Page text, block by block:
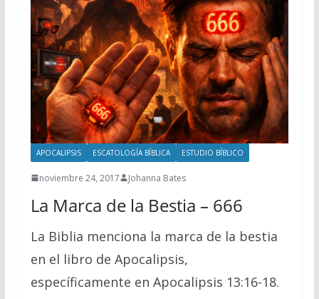
APOCALIPSIS ESCATOLOGÍA BÍBLICA ESTUDIO BÍBLICO
noviembre 24, 2017 Johanna Bates
La Marca de la Bestia – 666
La Biblia menciona la marca de la bestia
en el libro de Apocalipsis,
específicamente en Apocalipsis 13:16-18.